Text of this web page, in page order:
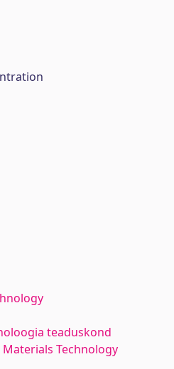
teaduskond
Technology